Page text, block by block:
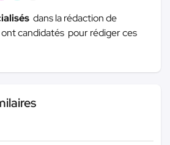
dans la rédaction de
candidatés pour rédiger ces